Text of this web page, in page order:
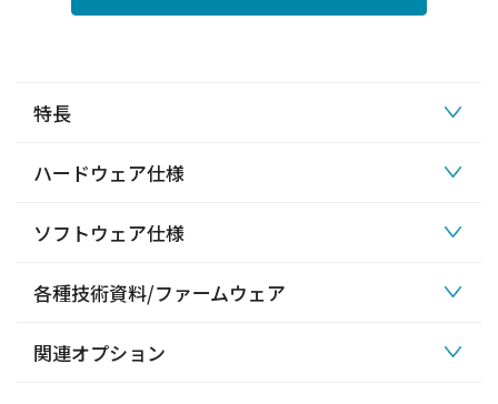
特長
ハードウェア仕様
ソフトウェア仕様
各種技術資料/ファームウェア
関連オプション